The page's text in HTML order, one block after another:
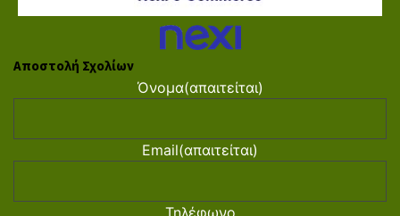
Αποστολή Σχολίων
Όνομα(απαιτείται)
Email(απαιτείται)
Τηλέφωνο